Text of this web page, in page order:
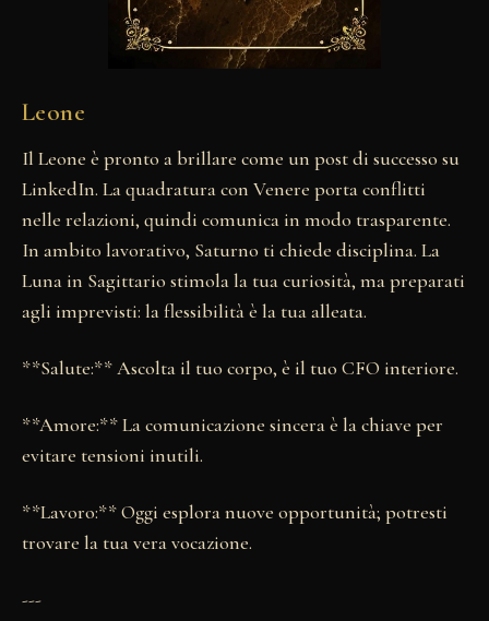
Leone
Il Leone è pronto a brillare come un post di successo su
LinkedIn. La quadratura con Venere porta conflitti
nelle relazioni, quindi comunica in modo trasparente.
In ambito lavorativo, Saturno ti chiede disciplina. La
Luna in Sagittario stimola la tua curiosità, ma preparati
agli imprevisti: la flessibilità è la tua alleata.
**Salute:** Ascolta il tuo corpo, è il tuo CFO interiore.
**Amore:** La comunicazione sincera è la chiave per
evitare tensioni inutili.
**Lavoro:** Oggi esplora nuove opportunità; potresti
trovare la tua vera vocazione.
---